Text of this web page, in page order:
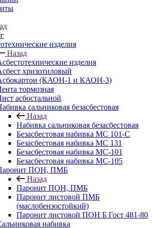
изделия
Назад
изделия
хризотиловый
(КАОН-1 и КАОН-3)
тормозная
асбостальной
сальниковая безасбестовая
Назад
Набивка сальниковая безасбестовая
Безасбестовая набивка МС 101-С
Безасбестовая набивка МС 131
Безасбестовая набивка МС-101
Безасбестовая набивка МС-105
ПОН, ПМБ
Назад
Паронит ПОН, ПМБ
Паронит листовой ПМБ
(маслобензостойкий)
Паронит листовой ПОН Б Гост 481-80
набивка